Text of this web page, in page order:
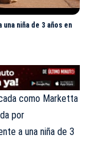
niña de 3 años en
como Marketta
por
a una niña de 3